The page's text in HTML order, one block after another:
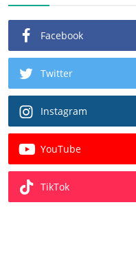
Facebook
Twitter
Instagram
YouTube
TikTok